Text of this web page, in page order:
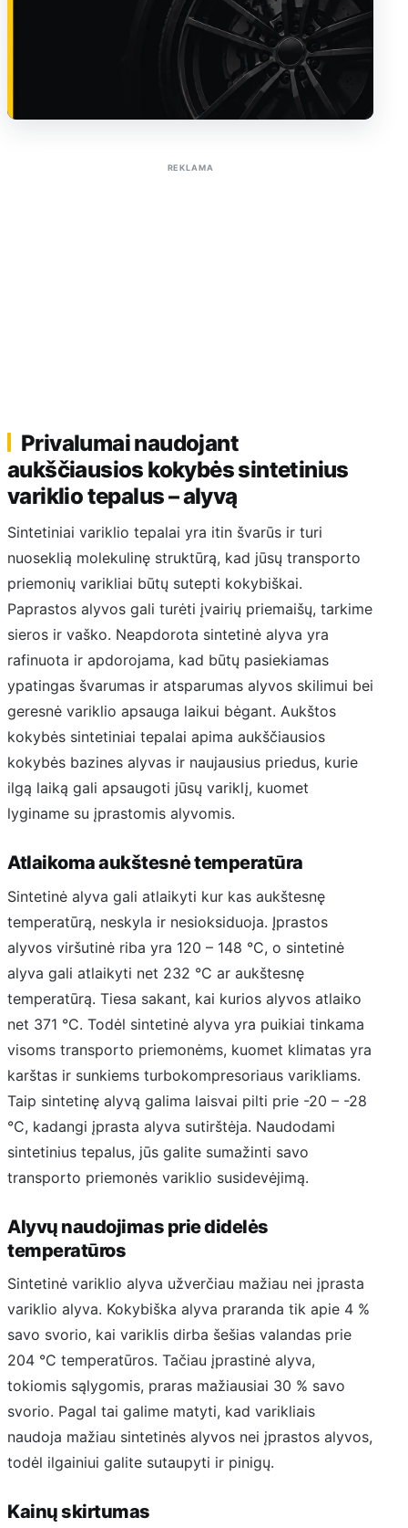
REKLAMA
Privalumai naudojant
aukščiausios kokybės sintetinius
variklio tepalus – alyvą
Sintetiniai variklio tepalai yra itin švarūs ir turi
nuoseklią molekulinę struktūrą, kad jūsų transporto
priemonių varikliai būtų sutepti kokybiškai.
Paprastos alyvos gali turėti įvairių priemaišų, tarkime
sieros ir vaško. Neapdorota sintetinė alyva yra
rafinuota ir apdorojama, kad būtų pasiekiamas
ypatingas švarumas ir atsparumas alyvos skilimui bei
geresnė variklio apsauga laikui bėgant. Aukštos
kokybės sintetiniai tepalai apima aukščiausios
kokybės bazines alyvas ir naujausius priedus, kurie
ilgą laiką gali apsaugoti jūsų variklį, kuomet
lyginame su įprastomis alyvomis.
Atlaikoma aukštesnė temperatūra
Sintetinė alyva gali atlaikyti kur kas aukštesnę
temperatūrą, neskyla ir nesioksiduoja. Įprastos
alyvos viršutinė riba yra 120 – 148 °C, o sintetinė
alyva gali atlaikyti net 232 °C ar aukštesnę
temperatūrą. Tiesa sakant, kai kurios alyvos atlaiko
net 371 °C. Todėl sintetinė alyva yra puikiai tinkama
visoms transporto priemonėms, kuomet klimatas yra
karštas ir sunkiems turbokompresoriaus varikliams.
Taip sintetinę alyvą galima laisvai pilti prie -20 – -28
°C, kadangi įprasta alyva sutirštėja. Naudodami
sintetinius tepalus, jūs galite sumažinti savo
transporto priemonės variklio susidevėjimą.
Alyvų naudojimas prie didelės
temperatūros
Sintetinė variklio alyva užverčiau mažiau nei įprasta
variklio alyva. Kokybiška alyva praranda tik apie 4 %
savo svorio, kai variklis dirba šešias valandas prie
204 °C temperatūros. Tačiau įprastinė alyva,
tokiomis sąlygomis, praras mažiausiai 30 % savo
svorio. Pagal tai galime matyti, kad varikliais
naudoja mažiau sintetinės alyvos nei įprastos alyvos,
todėl ilgainiui galite sutaupyti ir pinigų.
Kainų skirtumas